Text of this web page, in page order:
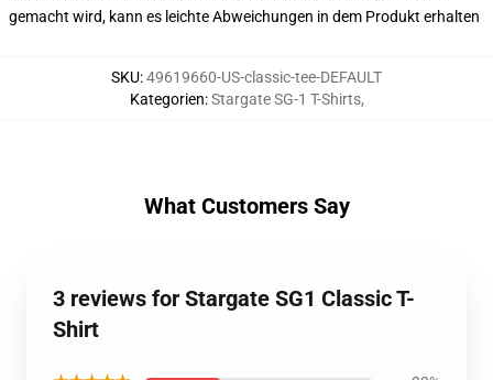
gemacht wird, kann es leichte Abweichungen in dem Produkt erhalten
SKU:49619660-US-classic-tee-DEFAULT
Kategorien:Stargate SG-1 T-Shirts,
What Customers Say
3 reviews for Stargate SG1 Classic T-
Shirt